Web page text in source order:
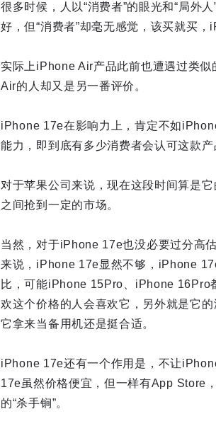
很多时候，人以“消费者”的眼光和“局外
好，但“消费者”却毫无感觉，该买就买，
实际上iPhone Air产品此前也遭遇过类
Air的人却又是另一番评价。
iPhone 17e在影响力上，肯定不如
能力，即到底有多少消费者会认可这款产
对于苹果公司来说，现在这段时间算是
之间抢到一定的市场。
当然，对于iPhone 17e也没必要过分高
来说，iPhone 17e显然不够，iPhone
比，可能iPhone 15Pro、iPhone 16Pro
欢这个价格的人会喜欢它，另外就是它
它拿来当备用机还是挺合适。
iPhone 17e还有一个作用是，不让
17e虽然价格便宜，但一样有App Store
的“杀手锏”。